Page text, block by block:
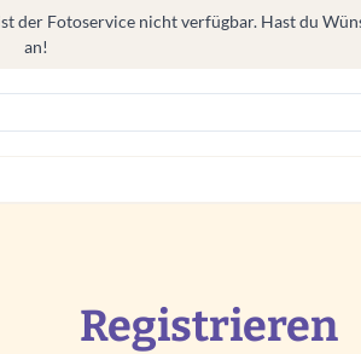
Fotoservice nicht verfügbar. Hast du
an!
Registrieren